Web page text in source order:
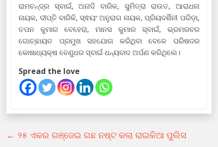
ରାମଚନ୍ଦ୍ର ସ୍ବାଇଁ, ଅନାଦି ବାରିକ, ସୁମିତ୍ରା ରାଉତ, ଆରାଧନା
ନାୟକ, ଦୀପ୍ତି ବାରିକି, ସ୍ଵୟଂ ଅନୁରାଗ ନାୟକ, ପ୍ରିୟଦର୍ଶିନୀ ପରିଡ଼ା,
ତପନ କୁମାର ବେହେରା, ମାନସ କୁମାର ସ୍ବାଇଁ, ଭ୍ରମରବର
ଗୋଚ୍ଛାୟତ ପ୍ରମୁଖ ସହଯୋଗ କରିଥିବା ବେଳେ ପରିଷଦର
କୋଷାଧ୍ୟକ୍ଷ ବେଣୁଧର ସ୍ବାଇଁ ଧନ୍ୟବାଦ ଅର୍ପଣ କରିଥିଲେ।
Spread the love
← ୨୫ ଏକର ଗଞ୍ଜେଇ ଗଛ ନଷ୍ଟ କଲା ରାଇକିଆ ପୁଲିସ